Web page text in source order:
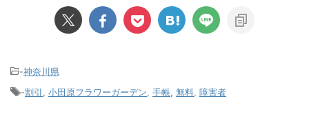
-神奈川県
-割引 小田原フラワーガーデン 手帳 無料 障害者